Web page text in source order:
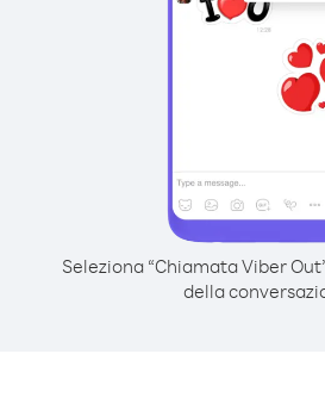
Seleziona “Chiamata Viber
della